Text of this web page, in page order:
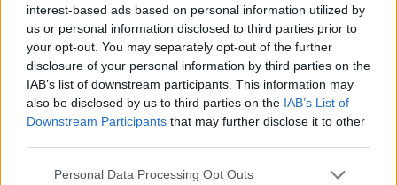
interest-based ads based on personal information utilized by
us or personal information disclosed to third parties prior to
your opt-out. You may separately opt-out of the further
disclosure of your personal information by third parties on the
IAB’s list of downstream participants. This information may
also be disclosed by us to third parties on the IAB’s List of
Downstream Participants that may further disclose it to other
Please note that this website/app uses one or more Google
Personal Data Processing Opt Outs
HELLENiQ ENERGY: Κέρδη 393 εκατ. ευρώ στο α' εξάμηνο –
Στα 734 εκατ. ευρώ τα EBITDA